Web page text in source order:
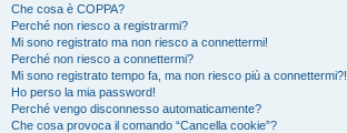
Che cosa è COPPA?
Perché non riesco a registrarmi?
Mi sono registrato ma non riesco a connettermi!
Perché non riesco a connettermi?
Mi sono registrato tempo fa, ma non riesco più a connettermi?!
Ho perso la mia password!
Perché vengo disconnesso automaticamente?
Che cosa provoca il comando “Cancella cookie”?